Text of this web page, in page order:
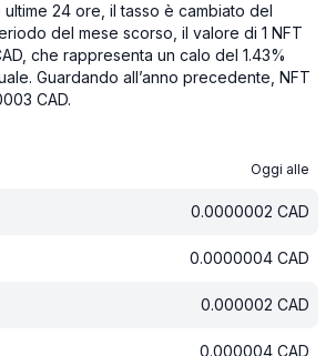
24 ore, il tasso è cambiato del
del mese scorso, il valore di 1 NFT
che rappresenta un calo del 1.43%
Guardando all’anno precedente, NFT
CAD.
Oggi alle
0.0000002 CAD
0.0000004 CAD
0.000002 CAD
0.000004 CAD